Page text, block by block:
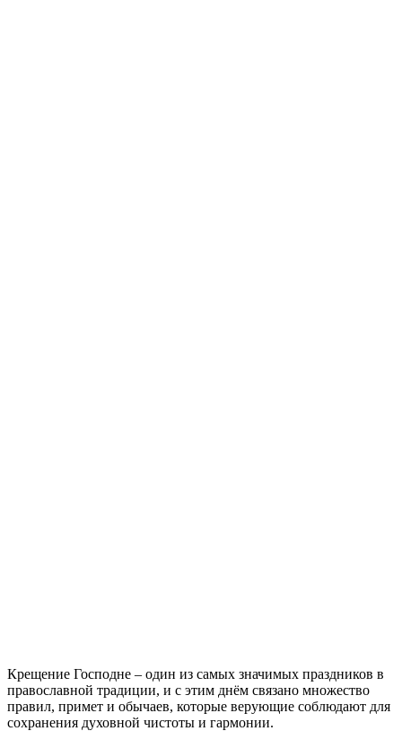
Крещение Господне – один из самых значимых праздников в
православной традиции, и с этим днём связано множество
правил, примет и обычаев, которые верующие соблюдают для
сохранения духовной чистоты и гармонии.